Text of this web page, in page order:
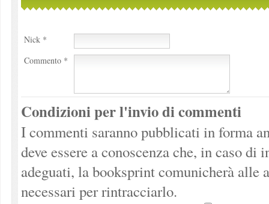
Nick *
Commento *
Condizioni per l'invio di commenti
I commenti saranno pubblicati in forma
deve essere a conoscenza che, in caso
adeguati, la booksprint comunicherà alle
necessari per rintracciarlo.